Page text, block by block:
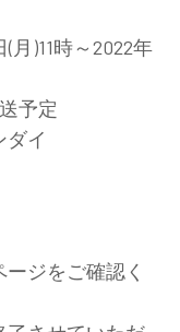
)11時～2022年
予定
イ
ジをご確認く